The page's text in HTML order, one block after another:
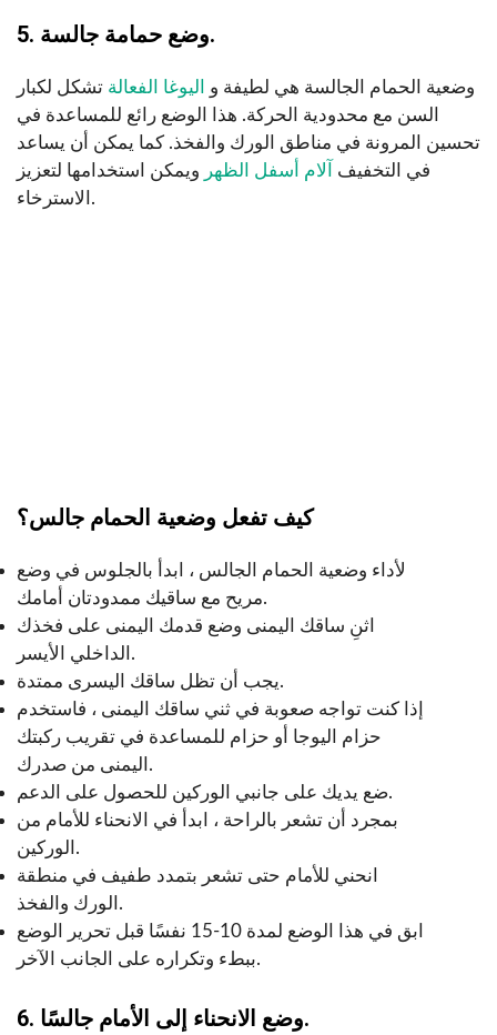
5. وضع حمامة جالسة.
وضعية الحمام الجالسة هي لطيفة و اليوغا الفعالة تشكل لكبار
السن مع محدودية الحركة. هذا الوضع رائع للمساعدة في
تحسين المرونة في مناطق الورك والفخذ. كما يمكن أن يساعد
في التخفيف
آلام أسفل الظهر ويمكن استخدامها لتعزيز
الاسترخاء.
كيف تفعل وضعية الحمام جالس؟
لأداء وضعية الحمام الجالس ، ابدأ بالجلوس في وضع
مريح مع ساقيك ممدودتان أمامك.
اثنِ ساقك اليمنى وضع قدمك اليمنى على فخذك
الداخلي الأيسر.
يجب أن تظل ساقك اليسرى ممتدة.
إذا كنت تواجه صعوبة في ثني ساقك اليمنى ، فاستخدم
حزام اليوجا أو حزام للمساعدة في تقريب ركبتك
اليمنى من صدرك.
ضع يديك على جانبي الوركين للحصول على الدعم.
بمجرد أن تشعر بالراحة ، ابدأ في الانحناء للأمام من
الوركين.
انحني للأمام حتى تشعر بتمدد طفيف في منطقة
الورك والفخذ.
ابق في هذا الوضع لمدة 10-15 نفسًا قبل تحرير الوضع
ببطء وتكراره على الجانب الآخر.
6. وضع الانحناء إلى الأمام جالسًا.